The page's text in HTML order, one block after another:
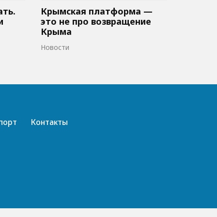
Крымская платформа —
это не про возвращение
Крыма
Новости
Контакты